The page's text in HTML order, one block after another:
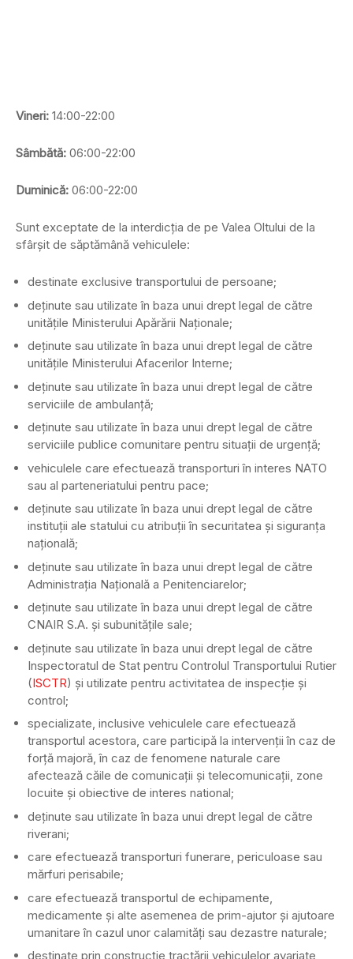
Vineri: 14:00-22:00
Sâmbătă: 06:00-22:00
Duminică: 06:00-22:00
Sunt exceptate de la interdicția de pe Valea Oltului de la
sfârșit de săptămână vehiculele:
destinate exclusive transportului de persoane;
deținute sau utilizate în baza unui drept legal de către
unitățile Ministerului Apărării Naționale;
deținute sau utilizate în baza unui drept legal de către
unitățile Ministerului Afacerilor Interne;
deținute sau utilizate în baza unui drept legal de către
serviciile de ambulanță;
deținute sau utilizate în baza unui drept legal de către
serviciile publice comunitare pentru situații de urgență;
vehiculele care efectuează transporturi în interes NATO
sau al parteneriatului pentru pace;
deținute sau utilizate în baza unui drept legal de către
instituții ale statului cu atribuții în securitatea și siguranța
națională;
deținute sau utilizate în baza unui drept legal de către
Administrația Națională a Penitenciarelor;
deținute sau utilizate în baza unui drept legal de către
CNAIR S.A. și subunitățile sale;
deținute sau utilizate în baza unui drept legal de către
Inspectoratul de Stat pentru Controlul Transportului Rutier
(ISCTR) și utilizate pentru activitatea de inspecție și
control;
specializate, inclusive vehiculele care efectuează
transportul acestora, care participă la intervenții în caz de
forță majoră, în caz de fenomene naturale care
afectează căile de comunicații și telecomunicații, zone
locuite și obiective de interes national;
deținute sau utilizate în baza unui drept legal de către
riverani;
care efectuează transporturi funerare, periculoase sau
mărfuri perisabile;
care efectuează transportul de echipamente,
medicamente și alte asemenea de prim-ajutor și ajutoare
umanitare în cazul unor calamități sau dezastre naturale;
destinate prin construcție tractării vehiculelor avariate,